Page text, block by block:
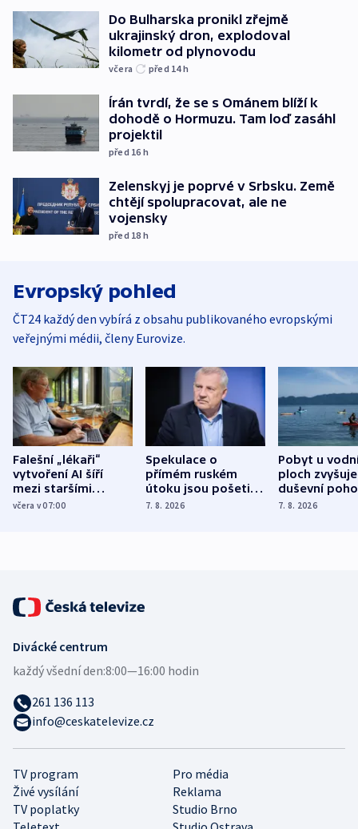
Do Bulharska pronikl zřejmě
ukrajinský dron, explodoval
kilometr od plynovodu
včera před 14h
Írán tvrdí, že se s Ománem blíží k
dohodě o Hormuzu. Tam loď zasáhl
projektil
před 16 h
Zelenskyj je poprvé v Srbsku. Země
chtějí spolupracovat, ale ne
vojensky
před 18 h
Evropský pohled
ČT24 každý den vybírá z obsahu publikovaného evropskými
veřejnými médii, členy Eurovize.
Falešní „lékaři“
vytvoření AI šíří
mezi staršími
Poláky nebezpečné
včera v 07:00
Spekulace o
přímém ruském
útoku jsou pošetilé,
míní estonský
7. 8. 2026
Pobyt u
ploch zvyšuje
duševní
ukázala
7. 8. 2026
TV program
Pro média
Živé vysílání
Reklama
TV poplatky
Studio Brno
Divácké centrum
každý všední den:8:00—16:00 hodin
261 136 113
info@ceskatelevize.cz